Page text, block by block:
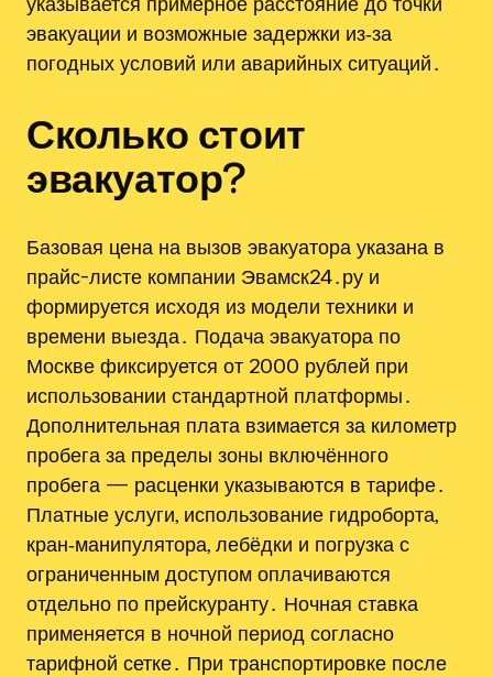
эвакуации и возможные задержки из‑за
погодных условий или аварийных ситуаций․
Сколько стоит
эвакуатор?
Базовая цена на вызов эвакуатора указана в
прайс-листе компании Эвамск24․ру и
формируется исходя из модели техники и
времени выезда․ Подача эвакуатора по
Москве фиксируется от 2000 рублей при
использовании стандартной платформы․
Дополнительная плата взимается за километр
пробега за пределы зоны включённого
пробега — расценки указываются в тарифе․
Платные услуги, использование гидроборта,
кран‑манипулятора, лебёдки и погрузка с
ограниченным доступом оплачиваются
отдельно по прейскуранту․ Ночная ставка
применяется в ночной период согласно
тарифной сетке․ При транспортировке после